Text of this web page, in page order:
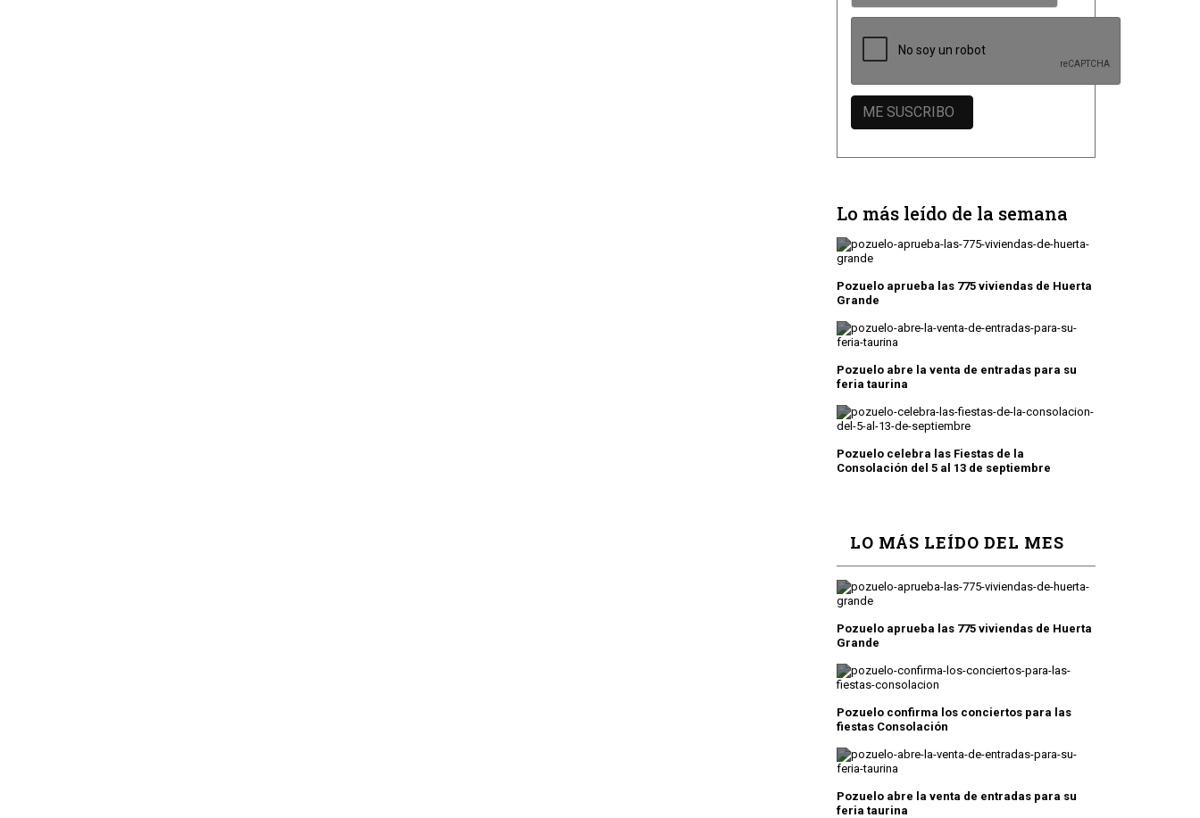
Lo más leído de la semana
Pozuelo aprueba las 775 viviendas de Huerta
Grande
Pozuelo abre la venta de entradas para su
feria taurina
Pozuelo celebra las Fiestas de la
Consolación del 5 al 13 de septiembre
LO MÁS LEÍDO DEL MES
Pozuelo aprueba las 775 viviendas de Huerta
Grande
Pozuelo confirma los conciertos para las
fiestas Consolación
Pozuelo abre la venta de entradas para su
feria taurina